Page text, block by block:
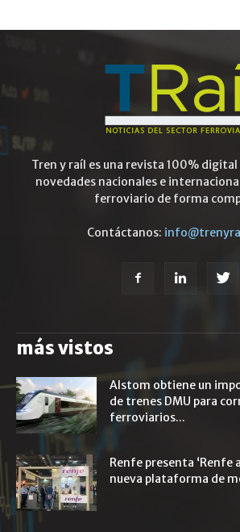
Tren y raíl es una revista 100%
novedades nacionales e
ferroviario de forma
Contáctanos:
más vistos
Alstom obtiene un
de trenes DMU para
ferroviarios...
Renfe presenta ‘Renfe
nueva plataforma de